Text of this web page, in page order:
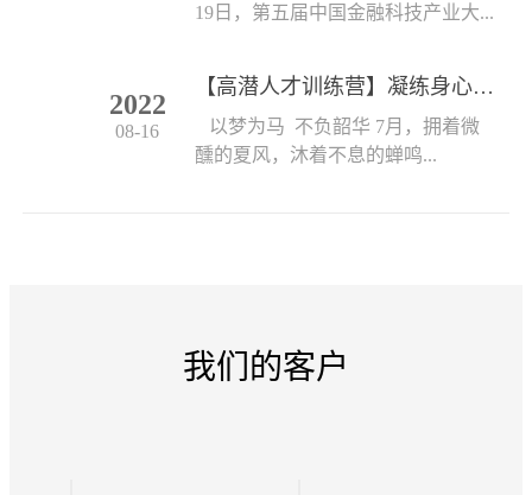
19日，第五届中国金融科技产业大...
2022
08-16
【高潜人才训练营】凝练身心 创见未来
以梦为马 不负韶华 7月，拥着微
醺的夏风，沐着不息的蝉鸣...
我们的客户